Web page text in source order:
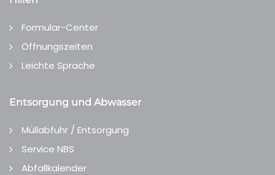
Formular-Center
Öffnungszeiten
Leichte Sprache
Entsorgung und Abwasser
Müllabfuhr / Entsorgung
Service NBS
Abfallkalender